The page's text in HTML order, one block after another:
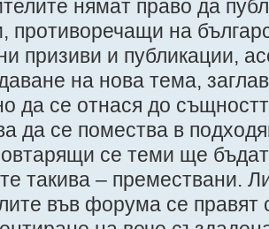
нямат право да
противоречащи на
призиви и публикации,
на нова тема,
да се отнася до
да се помества в
се теми ще
такива – премествани.
във форума се правят